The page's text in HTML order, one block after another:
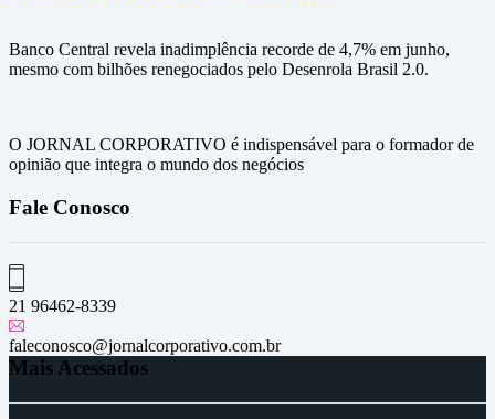
Banco Central revela inadimplência recorde de 4,7% em junho,
mesmo com bilhões renegociados pelo Desenrola Brasil 2.0.
O JORNAL CORPORATIVO é indispensável para o formador de
opinião que integra o mundo dos negócios
Fale Conosco
21 96462-8339
faleconosco@jornalcorporativo.com.br
Mais Acessados